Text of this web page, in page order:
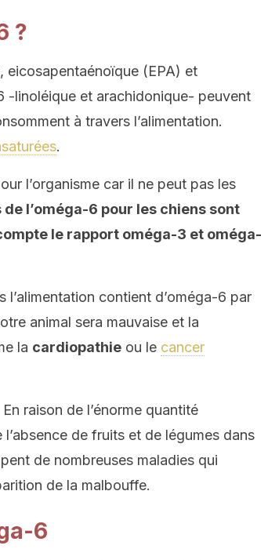
?
(EPA) et
linoléique et arachidonique- peuvent
à travers l’alimentation.
.
l’organisme car il ne peut pas les
l’oméga-6 pour les chiens sont
le rapport oméga-3 et oméga-
l’alimentation contient d’oméga-6 par
animal sera mauvaise et la
la cardiopathie ou le cancer
raison de l’énorme quantité
de fruits et de légumes dans
de nombreuses maladies qui
de la malbouffe.
6